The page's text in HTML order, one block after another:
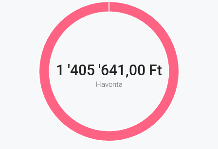
1 '405 '641,00 Ft
Havonta